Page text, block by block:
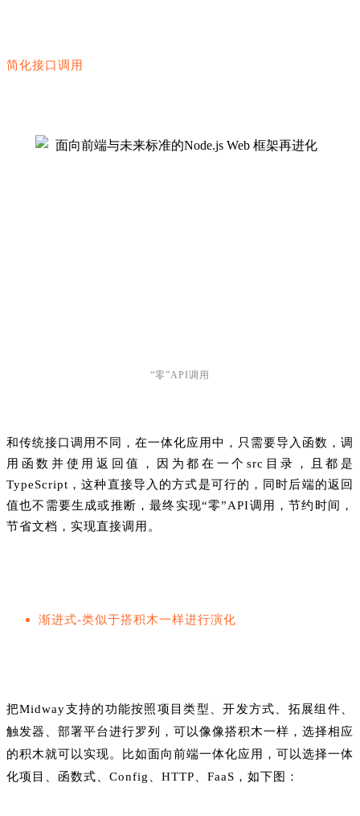
简化接口调用
“零”API调用
和传统接口调用不同，在一体化应用中，只需要导入函数，调
用函数并使用返回值，因为都在一个src目录，且都是
TypeScript，这种直接导入的方式是可行的，同时后端的返回
值也不需要生成或推断，最终实现“零”API调用，节约时间，
节省文档，实现直接调用。
渐进式-类似于搭积木一样进行演化
把Midway支持的功能按照项目类型、开发方式、拓展组件、
触发器、部署平台进行罗列，可以像像搭积木一样，选择相应
的积木就可以实现。比如面向前端一体化应用，可以选择一体
化项目、函数式、Config、HTTP、FaaS，如下图：